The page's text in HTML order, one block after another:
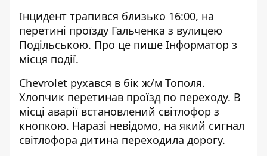
Інцидент трапився близько 16:00, на
перетині проїзду Гальченка з вулицею
Подільською. Про це пише Інформатор з
місця події.
Chevrolet рухався в бік ж/м Тополя.
Хлопчик перетинав проїзд по переходу. В
місці аварії встановлений світлофор з
кнопкою. Наразі невідомо, на який сигнал
світлофора дитина переходила дорогу.